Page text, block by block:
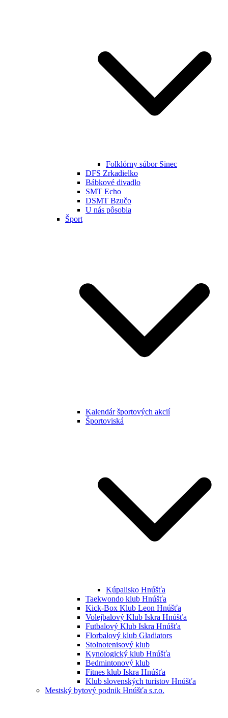
Folklórny súbor Sinec
DFS Zrkadielko
Bábkové divadlo
SMT Echo
DSMT Bzučo
U nás pôsobia
Šport
Kalendár športových akcií
Športoviská
Kúpalisko Hnúšťa
Taekwondo klub Hnúšťa
Kick-Box Klub Leon Hnúšťa
Volejbalový Klub Iskra Hnúšťa
Futbalový Klub Iskra Hnúšťa
Florbalový klub Gladiators
Stolnotenisový klub
Kynologický klub Hnúšťa
Bedmintonový klub
Fitnes klub Iskra Hnúšťa
Klub slovenských turistov Hnúšťa
Mestský bytový podnik Hnúšťa s.r.o.